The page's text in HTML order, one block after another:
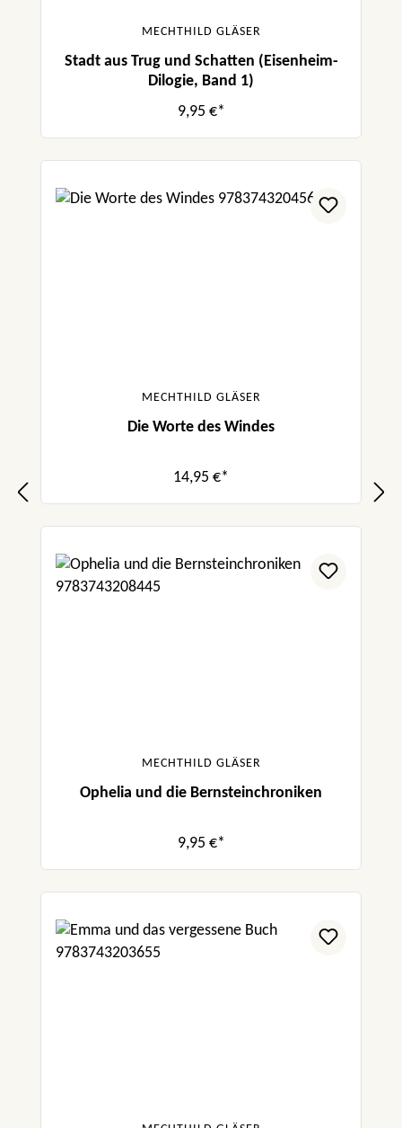
MECHTHILD GLÄSER
Stadt aus Trug und Schatten (Eisenheim-
Dilogie, Band 1)
9,95 €*
MECHTHILD GLÄSER
Die Worte des Windes
14,95 €*
MECHTHILD GLÄSER
Ophelia und die Bernsteinchroniken
9,95 €*